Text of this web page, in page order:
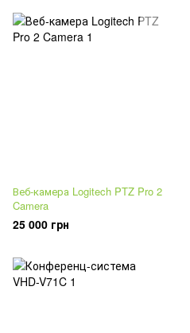
Веб-камера Logitech PTZ Pro 2
Camera
25 000 грн